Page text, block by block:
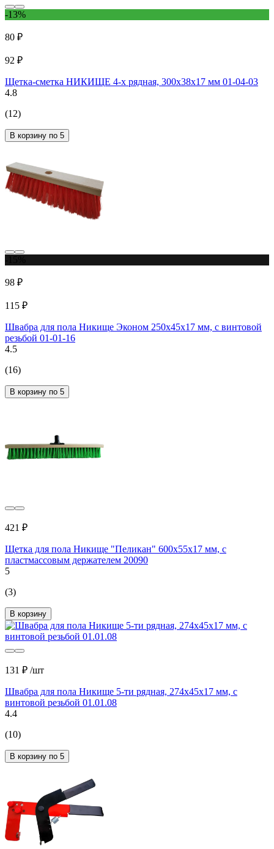
-13%
80 ₽
92 ₽
Щетка-сметка НИКИЩЕ 4-х рядная, 300х38х17 мм 01-04-03
4.8
(12)
В корзину по 5
98 ₽
115 ₽
Швабра для пола Никище Эконом 250х45х17 мм, с винтовой
резьбой 01-01-16
4.5
(16)
В корзину по 5
421 ₽
Щетка для пола Никище "Пеликан" 600x55x17 мм, с
пластмассовым держателем 20090
5
(3)
В корзину
131 ₽ /шт
Швабра для пола Никище 5-ти рядная, 274x45x17 мм, с
винтовой резьбой 01.01.08
4.4
(10)
В корзину по 5